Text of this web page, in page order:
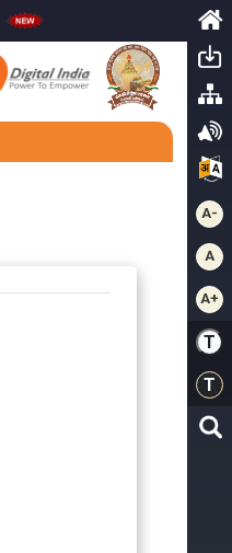
A-
A
A+